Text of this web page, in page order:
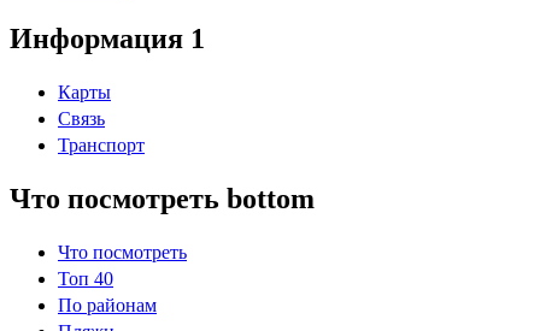
Информация 1
Карты
Связь
Транспорт
Что посмотреть bottom
Что посмотреть
Топ 40
По районам